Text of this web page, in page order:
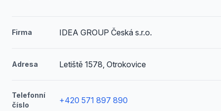
Firma IDEA GROUP Česká s.r.o.
Adresa Letiště 1578, Otrokovice
Telefonní
číslo
+420 571 897 890